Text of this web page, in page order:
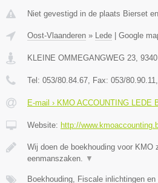
Niet gevestigd in de plaats Bierset
Oost-Vlaanderen » Lede Google
KLEINE OMMEGANGWEG 23, 9340
Tel: 053/80.84.67, Fax: 053/80.90.11
E-mail › KMO ACCOUNTING LEDE
Website: http://
Wij doen de boekhouding voor KMO
eenmanszaken. ▼
Boekhouding, Fiscale inlichtingen